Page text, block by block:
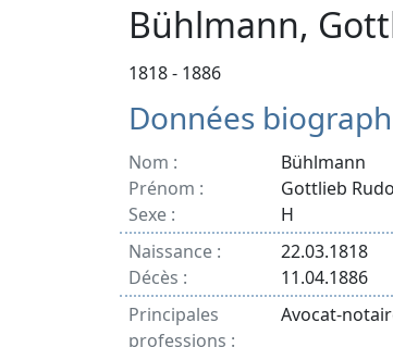
Bühlmann,
1818 - 1886
Données
Nom :
Bühlmann
Prénom :
Gottlieb
Sexe :
H
Naissance :
22.03.1818
Décès :
11.04.1886
Principales
professions :
Avocat-